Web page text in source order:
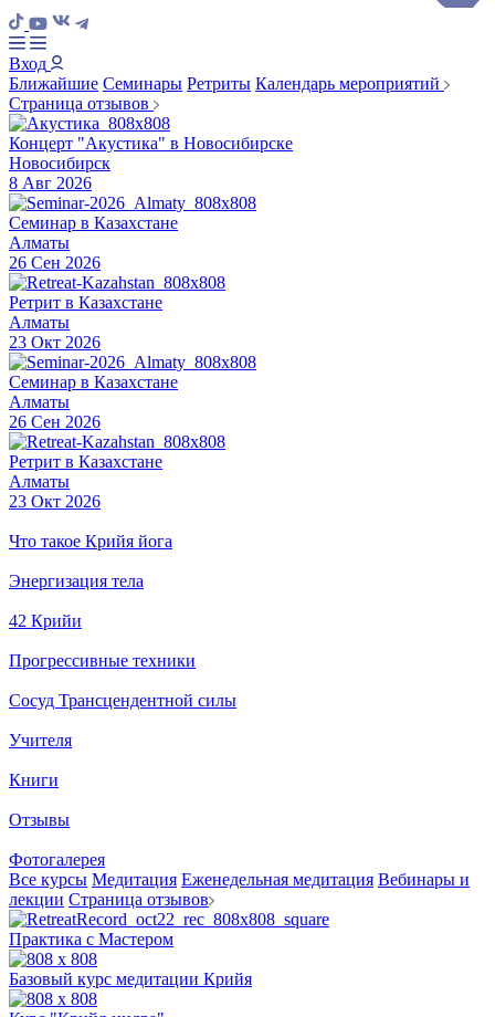
Вход
Ближайшие Семинары Ретриты Календарь мероприятий
Страница отзывов
Концерт "Акустика" в Новосибирске
Новосибирск
8 Авг 2026
Семинар в Казахстане
Алматы
26 Сен 2026
Ретрит в Казахстане
Алматы
23 Окт 2026
Семинар в Казахстане
Алматы
26 Сен 2026
Ретрит в Казахстане
Алматы
23 Окт 2026
Что такое Крийя йога
Энергизация тела
42 Крийи
Прогрессивные техники
Сосуд Трансцендентной силы
Учителя
Книги
Отзывы
Фотогалерея
Все курсы Медитация Еженедельная медитация Вебинары и
лекции Страница отзывов
Практика с Мастером
Базовый курс медитации Крийя